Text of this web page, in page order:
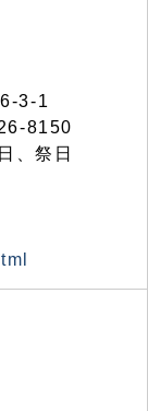
3-1
8150
、祭日